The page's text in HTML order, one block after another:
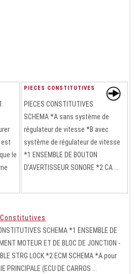
est
le
PIECES CONSTITUTIVES
PIECES CONSTITUTIVES
SCHEMA *A sans système de
régulateur de vitesse *B avec
système de régulateur de vitesse
*1 ENSEMBLE DE BOUTON
D'AVERTISSEUR SONORE *2 CA ...
SCHEMA *1 ENSEMBLE DE
MOTEUR ET DE BLOC DE JONCTION -
STRG LOCK *2 ECM SCHEMA *A pour
PRINCIPALE (ECU DE CARROS ...